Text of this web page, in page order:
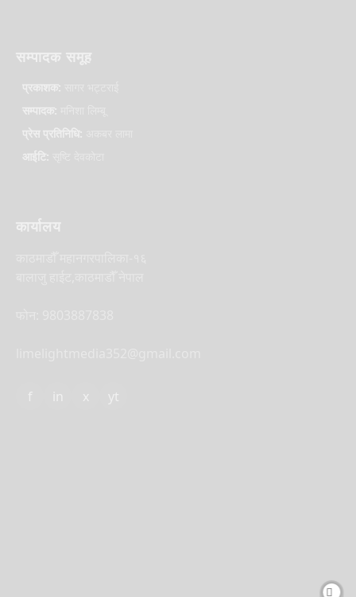
सम्पादक समूह
प्रकाशक:
सम्पादक:
प्रेस प्रतिनिधि:
आईटि:
कार्यालय
f in x yt